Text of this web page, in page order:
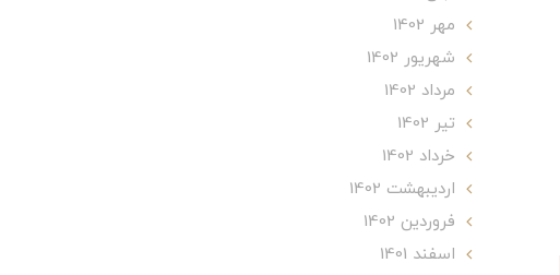
مهر 1402
شهریور 1402
مرداد 1402
تير 1402
خرداد 1402
ارديبهشت 1402
فروردین 1402
اسفند 1401